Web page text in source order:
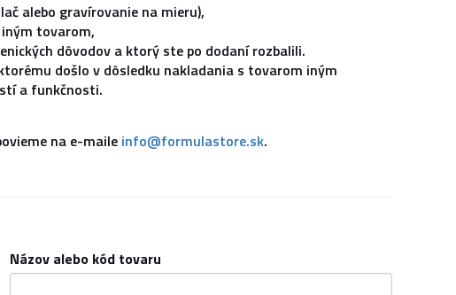
alebo gravírovanie na mieru),
tovarom,
dôvodov a ktorý ste po dodaní rozbalili.
došlo v dôsledku nakladania s tovarom iným
a funkčnosti.
na e-maile info@formulastore.sk.
Názov alebo kód tovaru